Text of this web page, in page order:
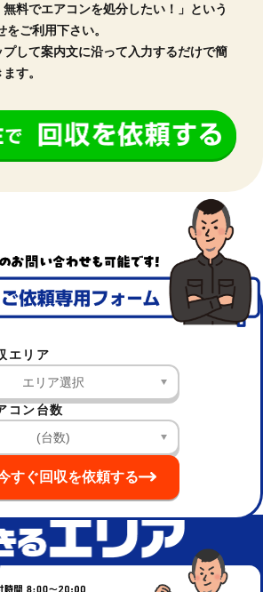
無料でエアコンを処分したい！」という
ご利用下さい。
プして案内文に沿って入力するだけで簡
す。
エリア
コン台数
すぐ回収を依頼する
一部＆神奈川県全域